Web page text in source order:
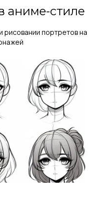
аниме-стиле
портретов на